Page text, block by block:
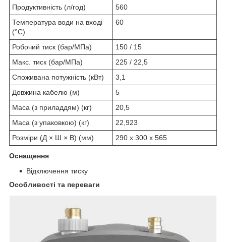
Продуктивність (л/год)
560
Температура води на вході
(°C)
60
Робочий тиск (бар/МПа)
150 / 15
Макс. тиск (бар/МПа)
225 / 22,5
Споживана потужність (кВт)
3,1
Довжина кабелю (м)
5
Маса (з приладдям) (кг)
20,5
Маса (з упаковкою) (кг)
22,923
Розміри (Д × Ш × В) (мм)
290 x 300 x 565
Оснащення
Відключення тиску
Особливості та переваги